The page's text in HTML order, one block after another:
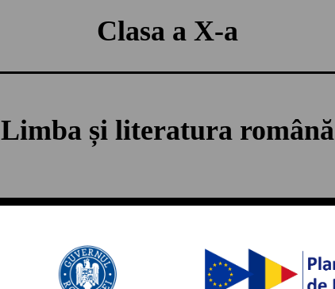
Clasa a X-a
Limba și literatura română